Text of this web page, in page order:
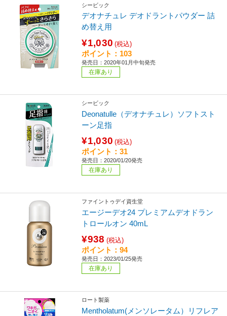
シービック
デオナチュレ デオドラントパウダー 詰
め替え用
¥1,030 (税込)
ポイント：103
発売日：2020年01月中旬発売
在庫あり
シービック
Deonatulle（デオナチュレ）ソフトスト
ーン足指
¥1,030 (税込)
ポイント：31
発売日：2020/01/20発売
在庫あり
ファイントゥデイ資生堂
エージーデオ24 プレミアムデオドラン
トロールオン 40mL
¥938 (税込)
ポイント：94
発売日：2023/01/25発売
在庫あり
ロート製薬
Mentholatum(メンソレータム）リフレア